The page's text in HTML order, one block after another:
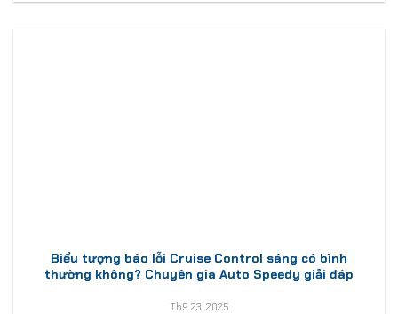
Biểu tượng báo lỗi Cruise Control sáng có bình
thường không? Chuyên gia Auto Speedy giải đáp
Th9 23, 2025